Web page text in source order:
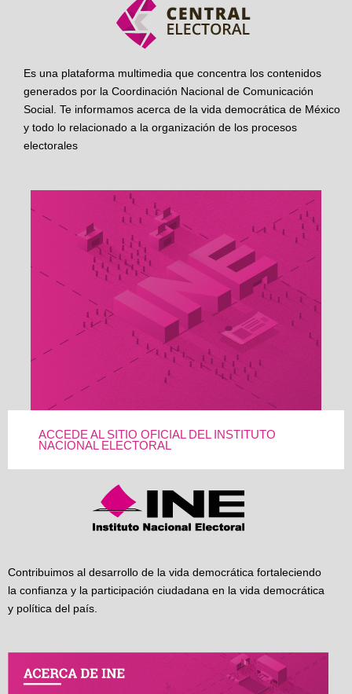
Es una plataforma multimedia que concentra los contenidos
generados por la Coordinación Nacional de Comunicación
Social. Te informamos acerca de la vida democrática de México
y todo lo relacionado a la organización de los procesos
electorales
ACCEDE AL SITIO OFICIAL DEL INSTITUTO
NACIONAL ELECTORAL
Contribuimos al desarrollo de la vida democrática fortaleciendo
la confianza y la participación ciudadana en la vida democrática
y política del país.